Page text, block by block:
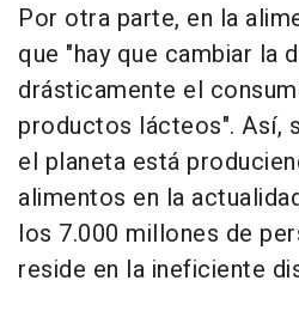
Por otra parte, en la
que "hay que cambiar la
drásticamente el
productos lácteos". Así,
el planeta está
alimentos en la
los 7.000 millones de
reside en la ineficiente